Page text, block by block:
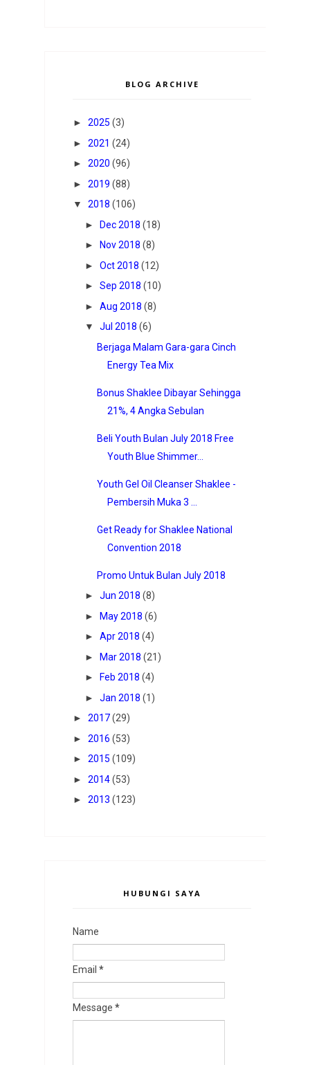
BLOG ARCHIVE
► 2025 (3)
► 2021 (24)
► 2020 (96)
► 2019 (88)
▼
2018 (106)
►
Dec 2018 (18)
►
Nov 2018 (8)
► Oct 2018 (12)
► Sep 2018 (10)
► Aug 2018 (8)
▼
Jul 2018 (6)
Berjaga Malam Gara-gara Cinch
Energy Tea Mix
Bonus Shaklee Dibayar Sehingga
21%, 4 Angka Sebulan
Beli Youth Bulan July 2018 Free
Youth Blue Shimmer...
Youth Gel Oil Cleanser Shaklee -
Pembersih Muka 3 ...
Get Ready for Shaklee National
Convention 2018
Promo Untuk Bulan July 2018
► Jun 2018 (8)
►
May 2018 (6)
► Apr 2018 (4)
►
Mar 2018 (21)
►
Feb 2018 (4)
► Jan 2018 (1)
► 2017(29)
► 2016 (53)
► 2015 (109)
► 2014(53)
► 2013 (123)
HUBUNGI SAYA
Name
Email *
Message *